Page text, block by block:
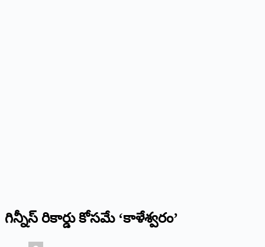
గిన్నీస్‌ ‌రికార్డు కోసమే ‘కాళేశ్వరం’